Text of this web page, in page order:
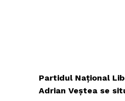
Partidul Național
Adrian Veștea se